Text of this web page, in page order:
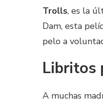
Trolls, es la
Dam, esta
pelo a
Libritos
A muchas